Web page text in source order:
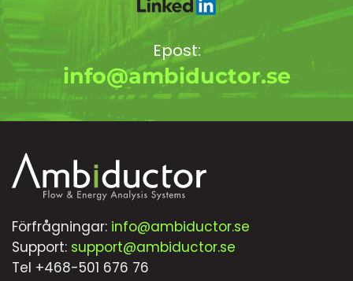
Epost:
info@ambiductor.se
Förfrågningar: info@ambiductor.se
Support: support@ambiductor.se
Tel +468-501 676 76